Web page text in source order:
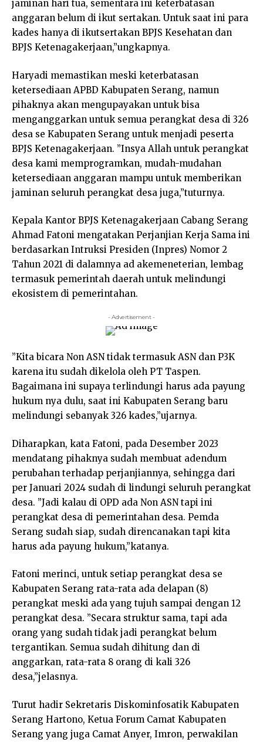
jaminan hari tua, sementara ini keterbatasan
anggaran belum di ikut sertakan. Untuk saat ini para
kades hanya di ikutsertakan BPJS Kesehatan dan
BPJS Ketenagakerjaan,”ungkapnya.
Haryadi memastikan meski keterbatasan
ketersediaan APBD Kabupaten Serang, namun
pihaknya akan mengupayakan untuk bisa
menganggarkan untuk semua perangkat desa di 326
desa se Kabupaten Serang untuk menjadi peserta
BPJS Ketenagakerjaan. ”Insya Allah untuk perangkat
desa kami memprogramkan, mudah-mudahan
ketersediaan anggaran mampu untuk memberikan
jaminan seluruh perangkat desa juga,”tuturnya.
Kepala Kantor BPJS Ketenagakerjaan Cabang Serang
Ahmad Fatoni mengatakan Perjanjian Kerja Sama ini
berdasarkan Intruksi Presiden (Inpres) Nomor 2
Tahun 2021 di dalamnya ad akemeneterian, lembag
termasuk pemerintah daerah untuk melindungi
ekosistem di pemerintahan.
- Advertisement -
”Kita bicara Non ASN tidak termasuk ASN dan P3K
karena itu sudah dikelola oleh PT Taspen.
Bagaimana ini supaya terlindungi harus ada payung
hukum nya dulu, saat ini Kabupaten Serang baru
melindungi sebanyak 326 kades,”ujarnya.
Diharapkan, kata Fatoni, pada Desember 2023
mendatang pihaknya sudah membuat adendum
perubahan terhadap perjanjiannya, sehingga dari
per Januari 2024 sudah di lindungi seluruh perangkat
desa. ”Jadi kalau di OPD ada Non ASN tapi ini
perangkat desa di pemerintahan desa. Pemda
Serang sudah siap, sudah direncanakan tapi kita
harus ada payung hukum,”katanya.
Fatoni merinci, untuk setiap perangkat desa se
Kabupaten Serang rata-rata ada delapan (8)
perangkat meski ada yang tujuh sampai dengan 12
perangkat desa. ”Secara struktur sama, tapi ada
orang yang sudah tidak jadi perangkat belum
tergantikan. Semua sudah dihitung dan di
anggarkan, rata-rata 8 orang di kali 326
desa,”jelasnya.
Turut hadir Sekretaris Diskominfosatik Kabupaten
Serang Hartono, Ketua Forum Camat Kabupaten
Serang yang juga Camat Anyer, Imron, perwakilan